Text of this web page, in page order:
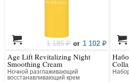
1 185 ₽ от 1 102 ₽
Age Lift Revitalizing Night
Smoothing Cream
Ночной разглаживающий
восстанавливающий крем